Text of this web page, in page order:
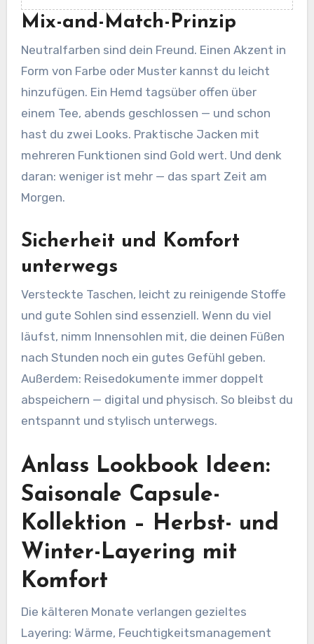
Mix-and-Match-Prinzip
Neutralfarben sind dein Freund. Einen Akzent in
Form von Farbe oder Muster kannst du leicht
hinzufügen. Ein Hemd tagsüber offen über
einem Tee, abends geschlossen — und schon
hast du zwei Looks. Praktische Jacken mit
mehreren Funktionen sind Gold wert. Und denk
daran: weniger ist mehr — das spart Zeit am
Morgen.
Sicherheit und Komfort
unterwegs
Versteckte Taschen, leicht zu reinigende Stoffe
und gute Sohlen sind essenziell. Wenn du viel
läufst, nimm Innensohlen mit, die deinen Füßen
nach Stunden noch ein gutes Gefühl geben.
Außerdem: Reisedokumente immer doppelt
abspeichern — digital und physisch. So bleibst du
entspannt und stylisch unterwegs.
Anlass Lookbook Ideen:
Saisonale Capsule-
Kollektion – Herbst- und
Winter-Layering mit
Komfort
Die kälteren Monate verlangen gezieltes
Layering: Wärme, Feuchtigkeitsmanagement